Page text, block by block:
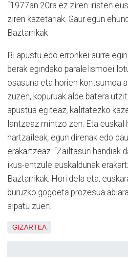
“1977an 20ra ez ziren iristen
ziren kazetariak. Gaur egun
Baztarrikak
Bi apustu edo erronkei aurre
berak egindako paralelismoei
osasuna eta horien kontsumoa
zuzen, kopuruak alde batera
apustua egiteaz, kalitatezko
lantzeaz mintzo zen. Eta euskal
hartzaileak, egun direnak edo
erakartzeaz. “Zailtasun handiak
ikus-entzule euskaldunak
Baztarrikak. Hori dela eta,
buruzko gogoeta prozesua
aipatu zuen.
GIZARTEA